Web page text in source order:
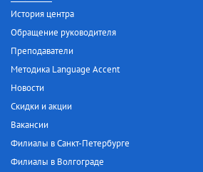
История центра
Обращение руководителя
Преподаватели
Методика Language Accent
Новости
Скидки и акции
Вакансии
Филиалы в Санкт-Петербурге
Филиалы в Волгограде